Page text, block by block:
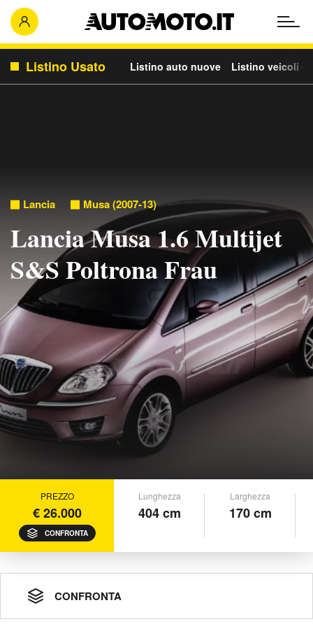
Listino Usato Listino auto nuove Listino veicoli
Lancia Musa (2007-13)
Lancia Musa 1.6 Multijet
S&S Poltrona Frau
PREZZO
€ 26.000
CONFRONTA
Lunghezza
404 cm
Larghezza
170 cm
CONFRONTA